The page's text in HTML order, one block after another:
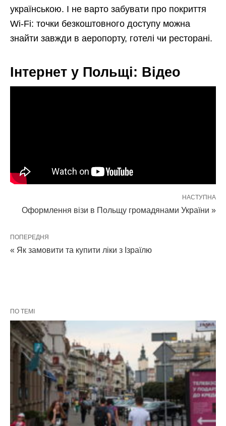
українською. І не варто забувати про покриття
Wi-Fi: точки безкоштовного доступу можна
знайти завжди в аеропорту, готелі чи ресторані.
Інтернет у Польщі: Відео
НАСТУПНА
Оформлення візи в Польщу громадянами України »
ПОПЕРЕДНЯ
« Як замовити та купити ліки з Ізраїлю
ПО ТЕМІ